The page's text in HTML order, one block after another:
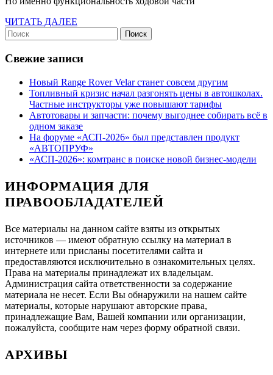
ЧИТАТЬ ДАЛЕЕ
Найти:
Свежие записи
Новый Range Rover Velar станет совсем другим
Топливный кризис начал разгонять цены в автошколах.
Частные инструкторы уже повышают тарифы
Автотовары и запчасти: почему выгоднее собирать всё в
одном заказе
На форуме «АСП-2026» был представлен продукт
«АВТОПРУФ»
«АСП-2026»: комтранс в поиске новой бизнес-модели
ИНФОРМАЦИЯ ДЛЯ
ПРАВООБЛАДАТЕЛЕЙ
Все материалы на данном сайте взяты из открытых
источников — имеют обратную ссылку на материал в
интернете или присланы посетителями сайта и
предоставляются исключительно в ознакомительных целях.
Права на материалы принадлежат их владельцам.
Администрация сайта ответственности за содержание
материала не несет. Если Вы обнаружили на нашем сайте
материалы, которые нарушают авторские права,
принадлежащие Вам, Вашей компании или организации,
пожалуйста, сообщите нам через форму обратной связи.
АРХИВЫ